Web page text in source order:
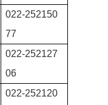
022-252150
77
022-252127
06
022-252120